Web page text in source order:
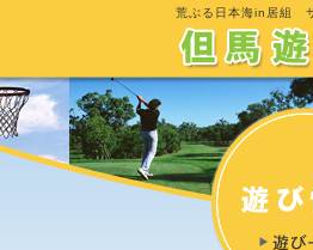
荒ぶる日本海in居組